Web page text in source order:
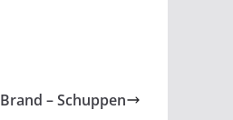
Brand – Schuppen